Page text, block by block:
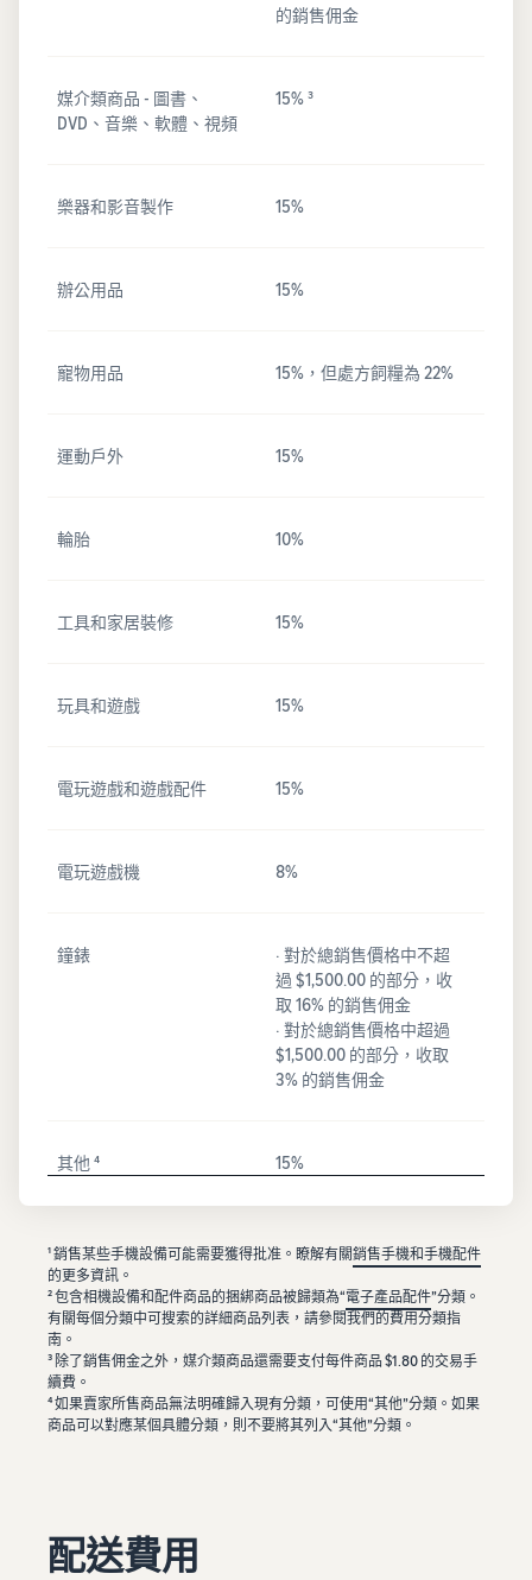
的銷售佣金
媒介類商品 - 圖書、
DVD、音樂、軟體、視頻
15% ³
樂器和影音製作 15%
辦公用品 15%
寵物用品 15%，但處方飼糧為 22%
運動戶外 15%
輪胎 10%
工具和家居裝修 15%
玩具和遊戲 15%
電玩遊戲和遊戲配件 15%
電玩遊戲機 8%
鐘錶
· 對於總銷售價格中不超
過 $1,500.00 的部分，收
取 16% 的銷售佣金
· 對於總銷售價格中超過
$1,500.00 的部分，收取
3% 的銷售佣金
其他 ⁴ 15%
¹銷售某些手機設備可能需要獲得批准。瞭解有關銷售手機和手機配件
的更多資訊。
² 包含相機設備和配件商品的捆綁商品被歸類為“電子產品配件”分類。
有關每個分類中可搜索的詳細商品列表，請參閱我們的費用分類指
南。
³ 除了銷售佣金之外，媒介類商品還需要支付每件商品 $1.80 的交易手
續費。
⁴ 如果賣家所售商品無法明確歸入現有分類，可使用“其他”分類。如果
商品可以對應某個具體分類，則不要將其列入“其他”分類。
配送費用